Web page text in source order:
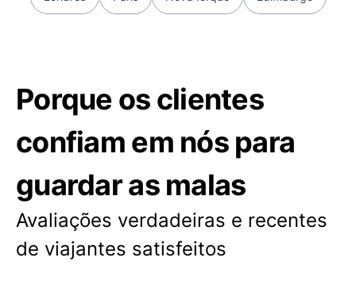
Porque os clientes
confiam em nós para
guardar as malas
Avaliações verdadeiras e recentes
de viajantes satisfeitos